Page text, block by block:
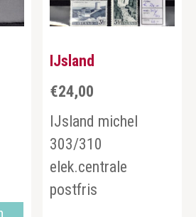
IJsland
€24,00
IJsland michel
303/310
elek.centrale
postfris